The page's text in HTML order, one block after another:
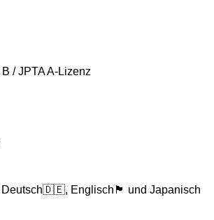
/ JPTA A-Lizenz
Deutsch🇩🇪, Englisch🏴󠁧󠁢󠁥󠁮󠁧󠁿 und Japanisch